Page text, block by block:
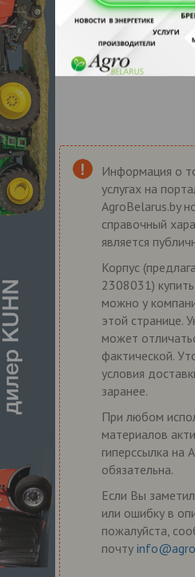
Информация о
услугах на
AgroBelarus.by
справочный
является
Корпус
2308031)
можно у
этой странице.
может
фактической.
условия
заранее.
При любом
материалов
гиперссылка на
обязательна.
Если Вы
или ошибку в
пожалуйста,
почту